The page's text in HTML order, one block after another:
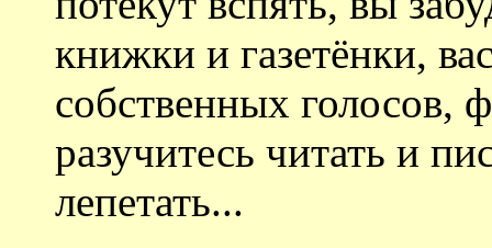
книжки и газетёнки,
собственных голосов,
разучитесь читать и
лепетать...